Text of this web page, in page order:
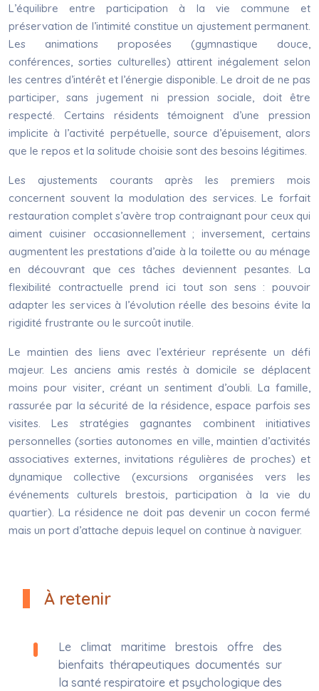
L’équilibre entre participation à la vie commune et
préservation de l’intimité constitue un ajustement permanent.
Les animations proposées (gymnastique douce,
conférences, sorties culturelles) attirent inégalement selon
les centres d’intérêt et l’énergie disponible. Le droit de ne pas
participer, sans jugement ni pression sociale, doit être
respecté. Certains résidents témoignent d’une pression
implicite à l’activité perpétuelle, source d’épuisement, alors
que le repos et la solitude choisie sont des besoins légitimes.
Les ajustements courants après les premiers mois
concernent souvent la modulation des services. Le forfait
restauration complet s’avère trop contraignant pour ceux qui
aiment cuisiner occasionnellement ; inversement, certains
augmentent les prestations d’aide à la toilette ou au ménage
en découvrant que ces tâches deviennent pesantes. La
flexibilité contractuelle prend ici tout son sens : pouvoir
adapter les services à l’évolution réelle des besoins évite la
rigidité frustrante ou le surcoût inutile.
Le maintien des liens avec l’extérieur représente un défi
majeur. Les anciens amis restés à domicile se déplacent
moins pour visiter, créant un sentiment d’oubli. La famille,
rassurée par la sécurité de la résidence, espace parfois ses
visites. Les stratégies gagnantes combinent initiatives
personnelles (sorties autonomes en ville, maintien d’activités
associatives externes, invitations régulières de proches) et
dynamique collective (excursions organisées vers les
événements culturels brestois, participation à la vie du
quartier). La résidence ne doit pas devenir un cocon fermé
mais un port d’attache depuis lequel on continue à naviguer.
À retenir
Le climat maritime brestois offre des
bienfaits thérapeutiques documentés sur
la santé respiratoire et psychologique des